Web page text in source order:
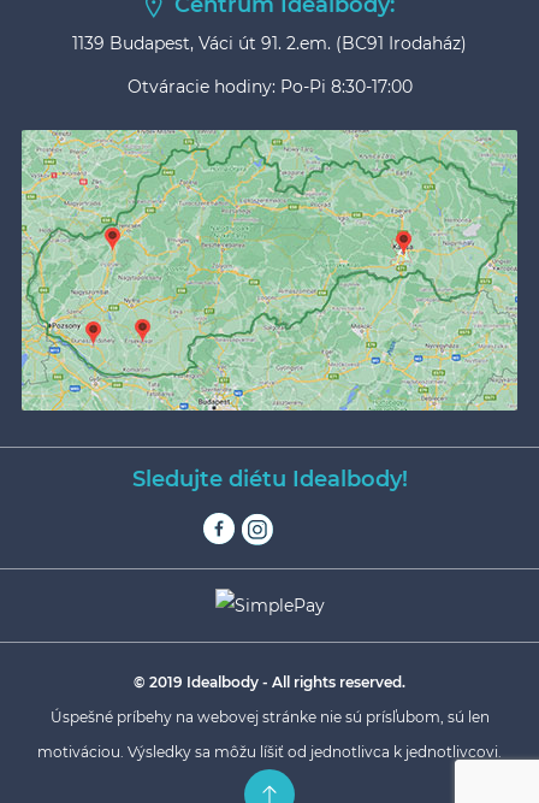
1139 Budapest, Váci út 91. 2.em. (BC91 Irodaház)
Otváracie hodiny: Po-Pi 8:30-17:00
Sledujte diétu Idealbody!
© 2019 Idealbody - All rights reserved.
Úspešné príbehy na webovej stránke nie sú prísľubom, sú len
motiváciou. Výsledky sa môžu líšiť od jednotlivca k jednotlivcovi.